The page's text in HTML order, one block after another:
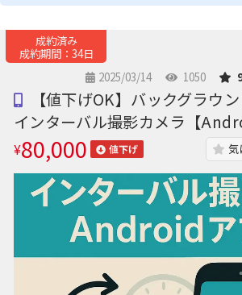
成約済み
成約期間：34日
2025/03/14
1050
【値下げOK】バックグラウ
インターバル撮影カメラ【
¥80,000 値下げ 気